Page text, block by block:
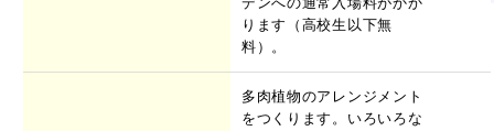
ります（高校生以下無
料）。
多肉植物のアレンジメント
をつくります。いろいろな